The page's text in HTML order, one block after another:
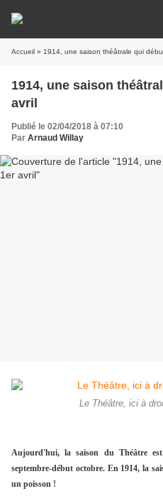
Accueil » 1914, une saison théâtrale qui
1914, une saison
avril
Publié le 02/04/2018 à 07:10
Par Arnaud Willay
Le Théâtre, ici à
Aujourd'hui, la saison du Théâtre
septembre-début octobre. En 1914, la
un poisson !